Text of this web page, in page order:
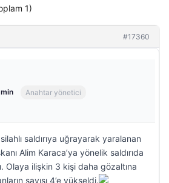
1)
#17360
Anahtar yönetici
saldırıya uğrayarak yaralanan
Alim Karaca’ya yönelik saldırıda
Olaya ilişkin 3 kişi daha gözaltına
sayısı 4’e yükseldi.